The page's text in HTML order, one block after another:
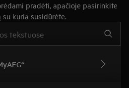
pradėti, apačioje pasirinkite
su kuria susidūrėte.